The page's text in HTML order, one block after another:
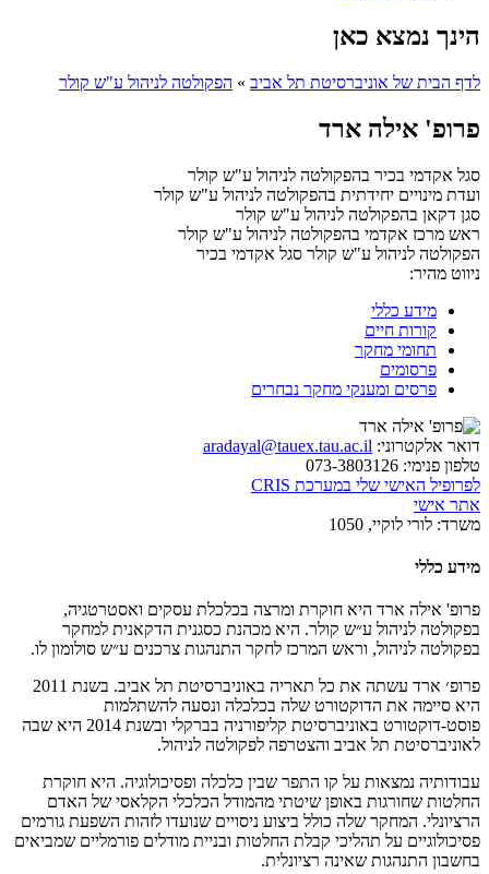
הינך נמצא כאן
לדף הבית של אוניברסיטת תל אביב » הפקולטה לניהול ע"ש קולר
פרופ' אילה ארד
סגל אקדמי בכיר בהפקולטה לניהול ע"ש קולר
ועדת מינויים יחידתית בהפקולטה לניהול ע"ש קולר
סגן דקאן בהפקולטה לניהול ע"ש קולר
ראש מרכז אקדמי בהפקולטה לניהול ע"ש קולר
הפקולטה לניהול ע"ש קולר סגל אקדמי בכיר
ניווט מהיר:
מידע כללי
קורות חיים
תחומי מחקר
פרסומים
פרסים ומענקי מחקר נבחרים
דואר אלקטרוני: aradayal@tauex.tau.ac.il
טלפון פנימי:
לפרופיל האישי שלי במערכת CRIS
אתר אישי
משרד: לורי לוקיי, 1050
מידע כללי
פרופ' אילה ארד היא חוקרת ומרצה בכלכלת עסקים ואסטרטגיה,
בפקולטה לניהול ע״ש קולר. היא מכהנת כסגנית הדקאנית למחקר
בפקולטה לניהול, וראש המרכז לחקר התנהגות צרכנים ע״ש סולומון לו.
פרופ׳ ארד עשתה את כל תאריה באוניברסיטת תל אביב. בשנת 2011
היא סיימה את הדוקטורט שלה בכלכלה ונסעה להשתלמות
פוסט-דוקטורט באוניברסיטת קליפורניה בברקלי ובשנת 2014 היא שבה
לאוניברסיטת תל אביב והצטרפה לפקולטה לניהול.
עבודותיה נמצאות על קו התפר שבין כלכלה ופסיכולוגיה. היא חוקרת
החלטות שחורגות באופן שיטתי מהמודל הכלכלי הקלאסי של האדם
הרציונלי. המחקר שלה כולל ביצוע ניסויים שנועדו לזהות השפעת גורמים
פסיכולוגיים על תהליכי קבלת החלטות ובניית מודלים פורמליים שמביאים
בחשבון התנהגות שאינה רציונלית.